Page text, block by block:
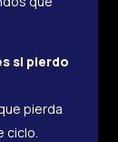
si pierdo
pierda
ciclo.